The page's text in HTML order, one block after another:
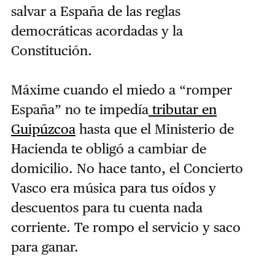
salvar a España de las reglas
democráticas acordadas y la
Constitución.
Máxime cuando el miedo a “romper
España” no te impedíatributar en
Guipúzcoahasta que el Ministerio de
Hacienda te obligó a cambiar de
domicilio. No hace tanto, el Concierto
Vasco era música para tus oídos y
descuentos para tu cuenta nada
corriente. Te rompo el servicio y saco
para ganar.